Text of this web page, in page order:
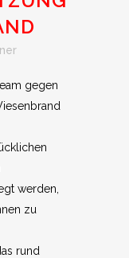
gegen
werden,
zu
rund